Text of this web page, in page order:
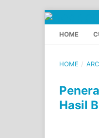
HOME
HOME /
Hasil